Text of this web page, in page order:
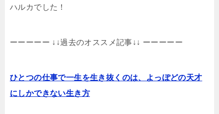
ハルカでした！
ーーーーー ↓↓過去のオススメ記事↓↓ ーーーーー
ひとつの仕事で一生を生き抜くのは、よっぽどの天才
にしかできない生き方